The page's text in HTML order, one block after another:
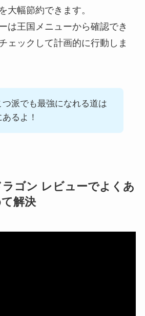
大幅節約できます。
は王国メニューから確認でき
ェックして計画的に行動しま
つ派でも最強になれる道は
るよ！
ゴン レビューでよくあ
解決